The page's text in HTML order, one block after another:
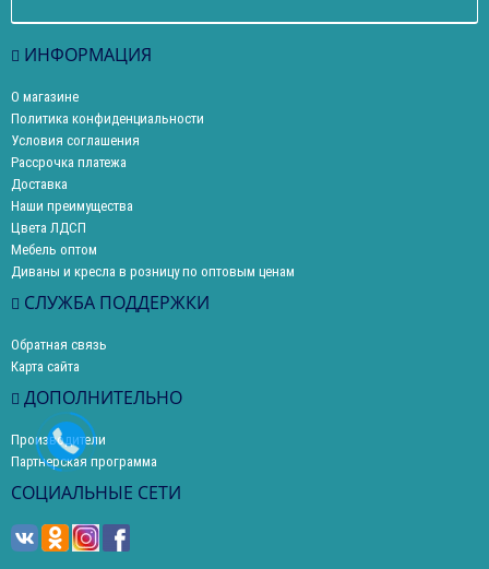
ИНФОРМАЦИЯ
О магазине
Политика конфиденциальности
Условия соглашения
Рассрочка платежа
Доставка
Наши преимущества
Цвета ЛДСП
Мебель оптом
Диваны и кресла в розницу по оптовым ценам
СЛУЖБА ПОДДЕРЖКИ
Обратная связь
Карта сайта
ДОПОЛНИТЕЛЬНО
Производители
Партнерская программа
СОЦИАЛЬНЫЕ СЕТИ